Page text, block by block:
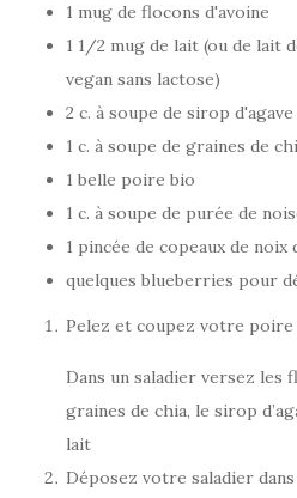
1 mug de flocons d'avoine
1 1/2 mug de lait (ou de lait
vegan sans lactose)
2 c. à soupe de sirop d'agave
1 c. à soupe de graines de
1 belle poire bio
1 c. à soupe de purée de
1 pincée de copeaux de noix
quelques blueberries pour
Pelez et coupez votre poire
Dans un saladier versez les
graines de chia, le sirop
lait
Déposez votre saladier